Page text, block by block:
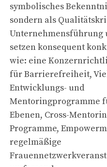
symbolisches
sondern als
Unternehmensführung
setzen konsequent
wie: eine
für Barrierefreiheit,
Entwicklungs- und
Mentoringprogramme
Ebenen, Cross-
Programme,
regelmäßige